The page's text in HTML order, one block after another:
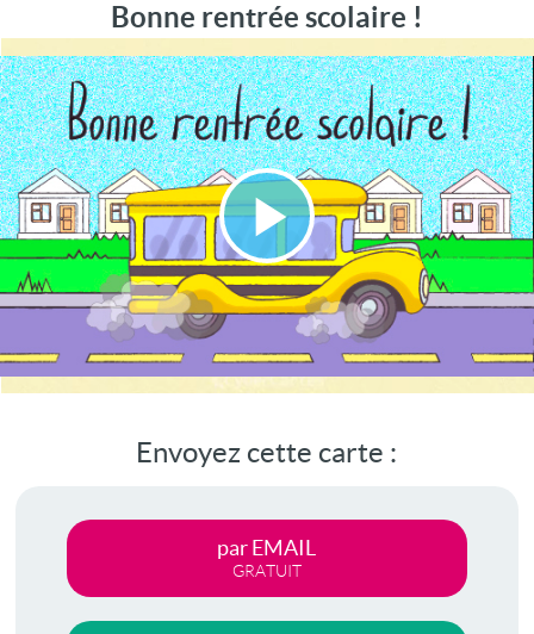
Bonne rentrée scolaire !
Lire
la
vidéo
Envoyez cette carte :
par EMAIL
GRATUIT